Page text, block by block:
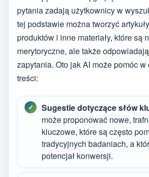
pytania zadają użytkownicy w
tej podstawie można tworzyć
produktów i inne materiały, które są
merytoryczne, ale także
zapytania. Oto jak AI może pomóc
treści:
Sugestie dotyczące słów
może proponować nowe,
kluczowe, które są często
tradycyjnych badaniach, a
potencjał konwersji.